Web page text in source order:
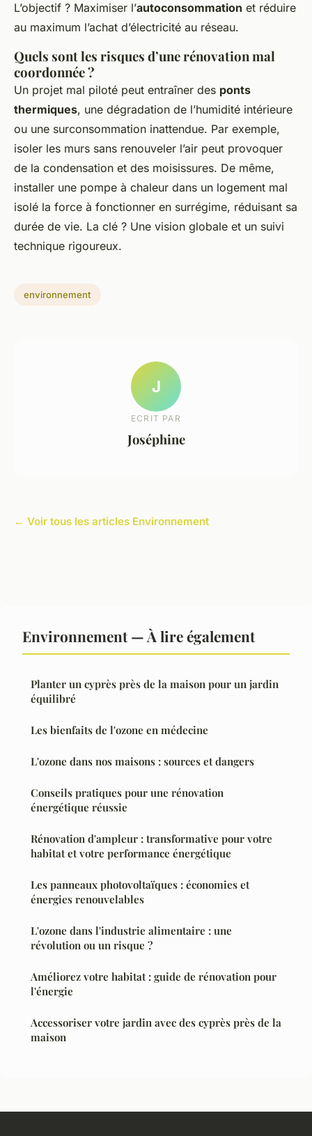
L’objectif ? Maximiser l’autoconsommation et réduire
au maximum l’achat d’électricité au réseau.
Quels sont les risques d’une rénovation mal
coordonnée ?
Un projet mal piloté peut entraîner des ponts
thermiques, une dégradation de l’humidité intérieure
ou une surconsommation inattendue. Par exemple,
isoler les murs sans renouveler l’air peut provoquer
de la condensation et des moisissures. De même,
installer une pompe à chaleur dans un logement mal
isolé la force à fonctionner en surrégime, réduisant sa
durée de vie. La clé ? Une vision globale et un suivi
technique rigoureux.
environnement
J
ECRIT PAR
Joséphine
← Voir tous les articles Environnement
Environnement — À lire également
Planter un cyprès près de la maison pour un jardin
équilibré
Les bienfaits de l'ozone en médecine
L'ozone dans nos maisons : sources et dangers
Conseils pratiques pour une rénovation
énergétique réussie
Rénovation d'ampleur : transformative pour votre
habitat et votre performance énergétique
Les panneaux photovoltaïques : économies et
énergies renouvelables
L'ozone dans l'industrie alimentaire : une
révolution ou un risque ?
Améliorez votre habitat : guide de rénovation pour
l'énergie
Accessoriser votre jardin avec des cyprès près de la
maison